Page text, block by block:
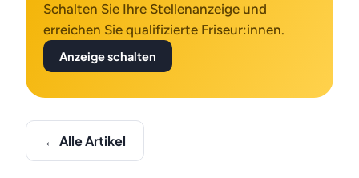
Schalten Sie Ihre Stellenanzeige und
erreichen Sie qualifizierte Friseur:innen.
Anzeige schalten
← Alle Artikel